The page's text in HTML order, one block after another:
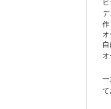
デ
作
一
て